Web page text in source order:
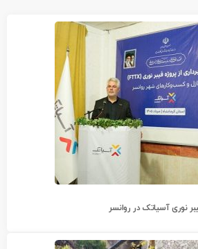
نوری آسیاتک در روانسر